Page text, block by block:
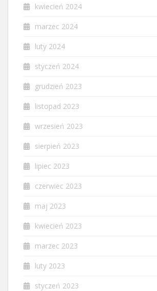
kwiecień 2024
marzec 2024
luty 2024
styczeń 2024
grudzień 2023
listopad 2023
wrzesień 2023
sierpień 2023
lipiec 2023
czerwiec 2023
maj 2023
kwiecień 2023
marzec 2023
luty 2023
styczeń 2023